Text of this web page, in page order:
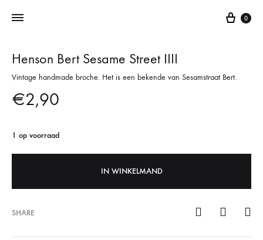
Addictedtovintage.nl
Dé
Online
0
Henson Bert Sesame Street IIII
Vintage handmade broche. Het is een bekende van Sesamstraat Bert.
€2,90
1 op voorraad
IN WINKELMAND
SHARE